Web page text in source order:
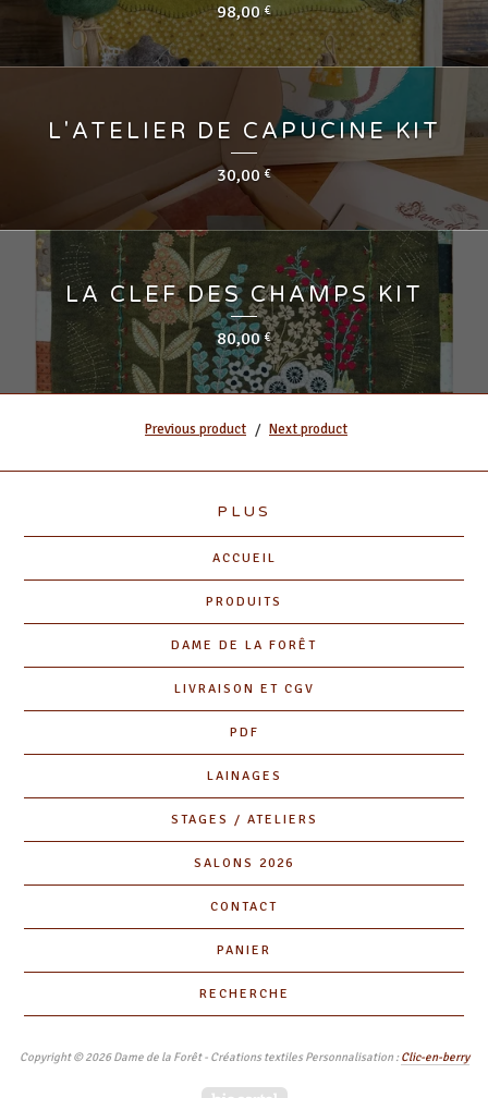
98,00€
L'ATELIER DE CAPUCINE KIT
30,00 €
LA CLEF DES CHAMPS KIT
80,00 €
Previous product Next product
PLUS
ACCUEIL
PRODUITS
DAME DE LA FORÊT
LIVRAISON ET CGV
PDF
LAINAGES
STAGES / ATELIERS
SALONS 2026
CONTACT
PANIER
RECHERCHE
Copyright © 2026 Dame de la Forêt - Créations textiles Personnalisation :Clic-en-berry